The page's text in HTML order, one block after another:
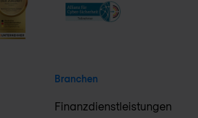
Branchen
Finanzdienstleistungen